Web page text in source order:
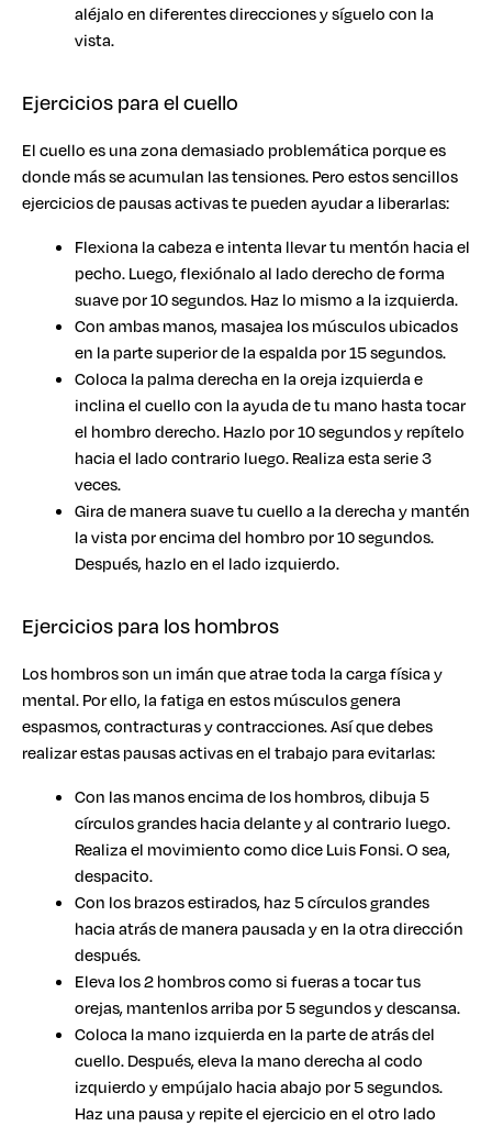
aléjalo en diferentes direcciones y síguelo con la
vista.
Ejercicios para el cuello
El cuello es una zona demasiado problemática porque es
donde más se acumulan las tensiones. Pero estos sencillos
ejercicios de pausas activas te pueden ayudar a liberarlas:
Flexiona la cabeza e intenta llevar tu mentón hacia el
pecho. Luego, flexiónalo al lado derecho de forma
suave por 10 segundos. Haz lo mismo a la izquierda.
Con ambas manos, masajea los músculos ubicados
en la parte superior de la espalda por 15 segundos.
Coloca la palma derecha en la oreja izquierda e
inclina el cuello con la ayuda de tu mano hasta tocar
el hombro derecho. Hazlo por 10 segundos y repítelo
hacia el lado contrario luego. Realiza esta serie 3
veces.
Gira de manera suave tu cuello a la derecha y mantén
la vista por encima del hombro por 10 segundos.
Después, hazlo en el lado izquierdo.
Ejercicios para los hombros
Los hombros son un imán que atrae toda la carga física y
mental. Por ello, la fatiga en estos músculos genera
espasmos, contracturas y contracciones. Así que debes
realizar estas pausas activas en el trabajo para evitarlas:
Con las manos encima de los hombros, dibuja 5
círculos grandes hacia delante y al contrario luego.
Realiza el movimiento como dice Luis Fonsi. O sea,
despacito.
Con los brazos estirados, haz 5 círculos grandes
hacia atrás de manera pausada y en la otra dirección
después.
Eleva los 2 hombros como si fueras a tocar tus
orejas, mantenlos arriba por 5 segundos y descansa.
Coloca la mano izquierda en la parte de atrás del
cuello. Después, eleva la mano derecha al codo
izquierdo y empújalo hacia abajo por 5 segundos.
Haz una pausa y repite el ejercicio en el otro lado